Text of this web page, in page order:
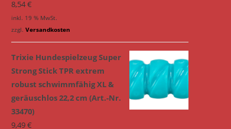
8,54€
inkl. 19 % MwSt.
zzgl. Versandkosten
Trixie Hundespielzeug Super
Strong Stick TPR extrem
robust schwimmfähig XL &
geräuschlos 22,2 cm (Art.-Nr.
33470)
9,49€